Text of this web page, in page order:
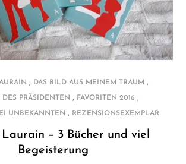
, DAS BILD AUS MEINEM TRAUM ,
DES PRÄSIDENTEN , FAVORITEN 2016 ,
UNBEKANNTEN , REZENSIONSEXEMPLAR
– 3 Bücher und viel
Begeisterung